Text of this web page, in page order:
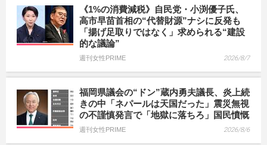
《1%の消費減税》自民党・小渕優子氏、
高市早苗首相の“代替財源”ナシに反発も
「揚げ足取りではなく」求められる“建設
的な議論”
週刊女性PRIME 2026/8/7
福岡県議会の“ドン”蔵内勇夫議長、炎上続
きの中「ネパールは天国だった」震災無視
の不謹慎発言で「地獄に落ちろ」国民憤慨
週刊女性PRIME 2026/8/6